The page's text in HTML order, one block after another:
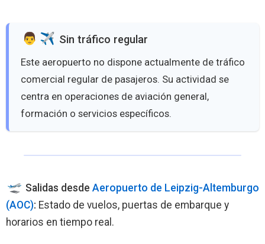
️ Sin tráfico regular
Este aeropuerto no dispone actualmente de tráfico
comercial regular de pasajeros. Su actividad se
centra en operaciones de aviación general,
formación o servicios específicos.
Salidas desde Aeropuerto de Leipzig-Altemburgo
(AOC): Estado de vuelos, puertas de embarque y
horarios en tiempo real.